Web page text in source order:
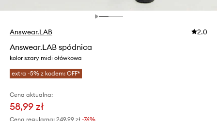
Answear.LAB 2.0
Answear.LAB spódnica
kolor szary midi ołówkowa
extra -5% z kodem: OFF*
Cena aktualna:
58,99 zł
Cena regularna: 249,99 zł -76%